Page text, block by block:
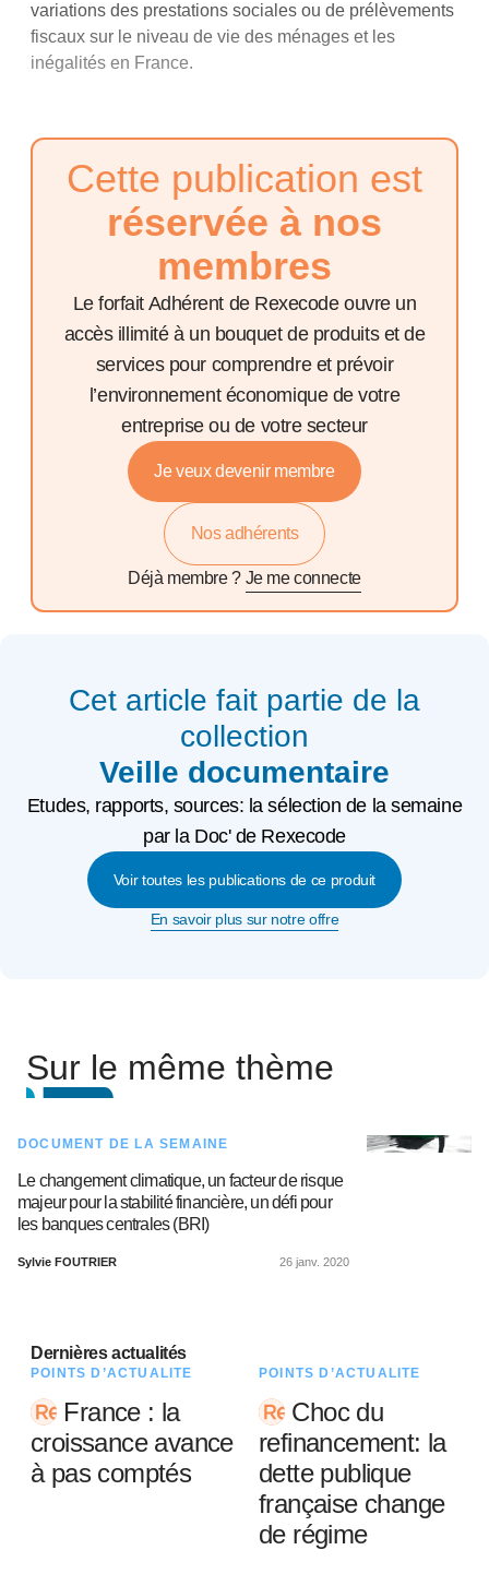
variations des prestations sociales ou de prélèvements
fiscaux sur le niveau de vie des ménages et les
inégalités en France.
Cette publication est
réservée à nos
membres
Le forfait Adhérent de Rexecode ouvre un
accès illimité à un bouquet de produits et de
services pour comprendre et prévoir
l’environnement économique de votre
entreprise ou de votre secteur
Je veux devenir membre
Nos adhérents
Déjà membre ? Je me connecte
Cet article fait partie de la
collection
Veille documentaire
Etudes, rapports, sources: la sélection de la semaine
par la Doc' de Rexecode
Voir toutes les publications de ce produit
En savoir plus sur notre offre
Sur le même thème
DOCUMENT DE LA SEMAINE
Le changement climatique, un facteur de risque
majeur pour la stabilité financière, un défi pour
les banques centrales (BRI)
Sylvie FOUTRIER 26 janv. 2020
Dernières actualités
POINTS D’ACTUALITÉ
France : la
croissance avance
à pas comptés
POINTS D’ACTUALITÉ
Choc du
refinancement: la
dette publique
française change
de régime